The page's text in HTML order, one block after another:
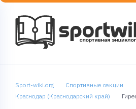
Sport-wiki.org
Спортивные секции
Краснодар (Краснодарский край)